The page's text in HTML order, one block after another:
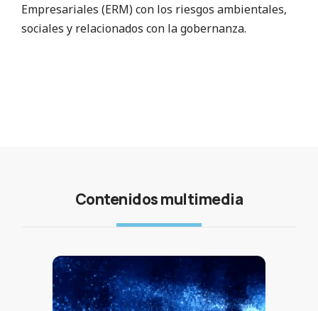
Empresariales (ERM) con los riesgos ambientales,
sociales y relacionados con la gobernanza.
Contenidos multimedia